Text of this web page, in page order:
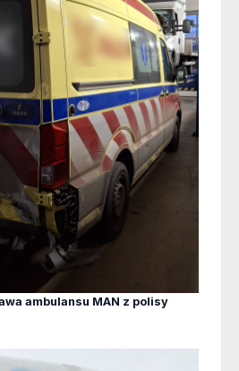
ambulansu MAN z polisy